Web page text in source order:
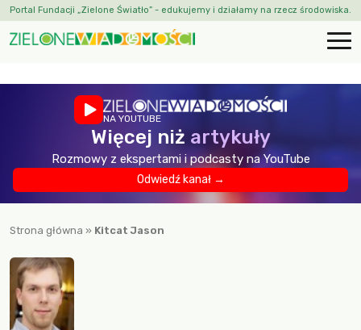
Portal Fundacji „Zielone Światło” - edukujemy i działamy na rzecz środowiska.
NA YOUTUBE
Więcej niż artykuły
Rozmowy z ekspertami i podcasty na YouTube
Odwiedź kanał →
Strona główna » Kitcat Jason